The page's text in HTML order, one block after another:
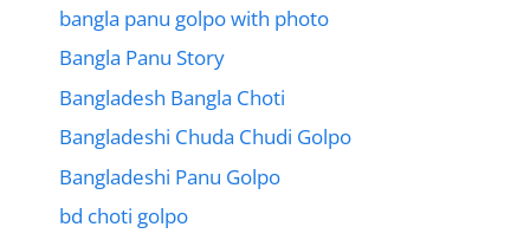
bangla panu golpo with photo
Bangla Panu Story
Bangladesh Bangla Choti
Bangladeshi Chuda Chudi Golpo
Bangladeshi Panu Golpo
bd choti golpo